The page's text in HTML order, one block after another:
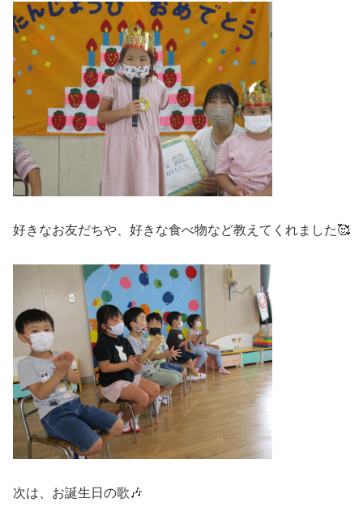
好きなお友だちや、好きな食べ物など教えてくれました🥰
次は、お誕生日の歌🎶